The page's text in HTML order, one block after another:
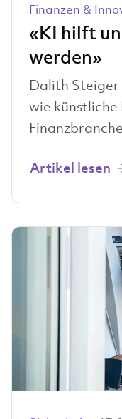
Finanzen &
«KI hilft
werden»
Dalith Steiger
wie
Artikel lesen